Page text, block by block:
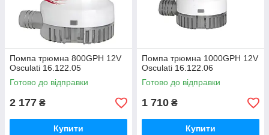
Помпа трюмна 800GPH 12V
Osculati 16.122.05
Готово до відправки
2 177 ₴
Купити
Помпа трюмна 1000GPH 12V
Osculati 16.122.06
Готово до відправки
1 710 ₴
Купити